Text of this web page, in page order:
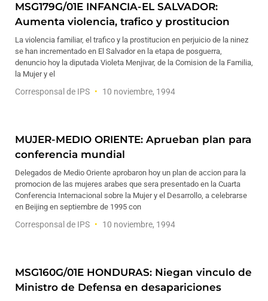
MSG179G/01E INFANCIA-EL SALVADOR:
Aumenta violencia, trafico y prostitucion
La violencia familiar, el trafico y la prostitucion en perjuicio de la ninez
se han incrementado en El Salvador en la etapa de posguerra,
denuncio hoy la diputada Violeta Menjivar, de la Comision de la Familia,
la Mujer y el
Corresponsal de IPS 10 noviembre, 1994
MUJER-MEDIO ORIENTE: Aprueban plan para
conferencia mundial
Delegados de Medio Oriente aprobaron hoy un plan de accion para la
promocion de las mujeres arabes que sera presentado en la Cuarta
Conferencia Internacional sobre la Mujer y el Desarrollo, a celebrarse
en Beijing en septiembre de 1995 con
Corresponsal de IPS 10 noviembre, 1994
MSG160G/01E HONDURAS: Niegan vinculo de
Ministro de Defensa en desapariciones